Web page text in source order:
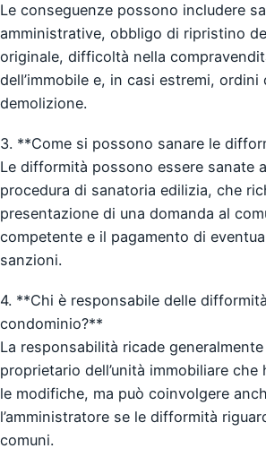
Le conseguenze possono includere
amministrative, obbligo di ripristino
originale, difficoltà nella
dell’immobile e, in casi estremi, ordini
demolizione.
3. **Come si possono sanare le
Le difformità possono essere sanate
procedura di sanatoria edilizia, che
presentazione di una domanda al
competente e il pagamento di
sanzioni.
4. **Chi è responsabile delle
condominio?**
La responsabilità ricade generalmente
proprietario dell’unità immobiliare
le modifiche, ma può coinvolgere
l’amministratore se le difformità
comuni.